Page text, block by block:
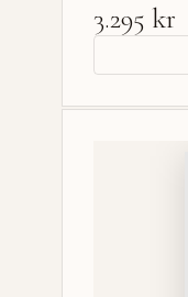
3.295 kr